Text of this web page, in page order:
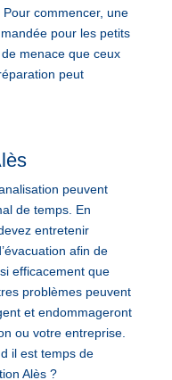
commencer, une
pour les petits
menace que ceux
peut
peuvent
de temps. En
entretenir
afin de
efficacement que
problèmes peuvent
et endommageront
ou votre entreprise.
il est temps de
Alès ?